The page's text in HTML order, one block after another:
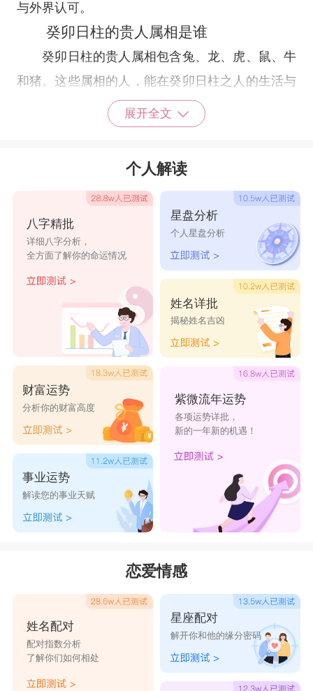
与外界认可。
癸卯日柱的贵人属相是谁
癸卯日柱的贵人属相包含兔、龙、虎、鼠、牛
和猪。这些属相的人，能在癸卯日柱之人的生活与
工作中给到实际帮助，尤其在陷入困境的时候，往
往会及时给予支持和中肯指引。比如职场遭遇业务
到资源或资金扶持，助力跨过难关。
当癸卯日柱的人和兔、龙、虎、鼠、牛、猪这
些属相的人相交相处时，多半能迎来贵人运，帮自
己化解生活事业里的阻碍，让整体运程更加顺遂。
而若是与羊、狗、蛇、鸡这几个属相的人往来合
作，容易出现磨合不合、运势受牵绊的情况，平时
相处共事需要多一分谨慎留意。
展开全文
个人解读
八字精批
详细八字分析，
全方面了解你的命运情况
财富运势
分析你的财富高度
事业运势
解读您的事业天赋
星盘分析
个人星盘分析
姓名详批
揭秘姓名吉凶
紫微流年运势
各项运势详批，
新的一年新的机遇！
恋爱情感
姓名配对
配对指数分析
了解你们如何相处
星座配对
解开你和他的缘分密码